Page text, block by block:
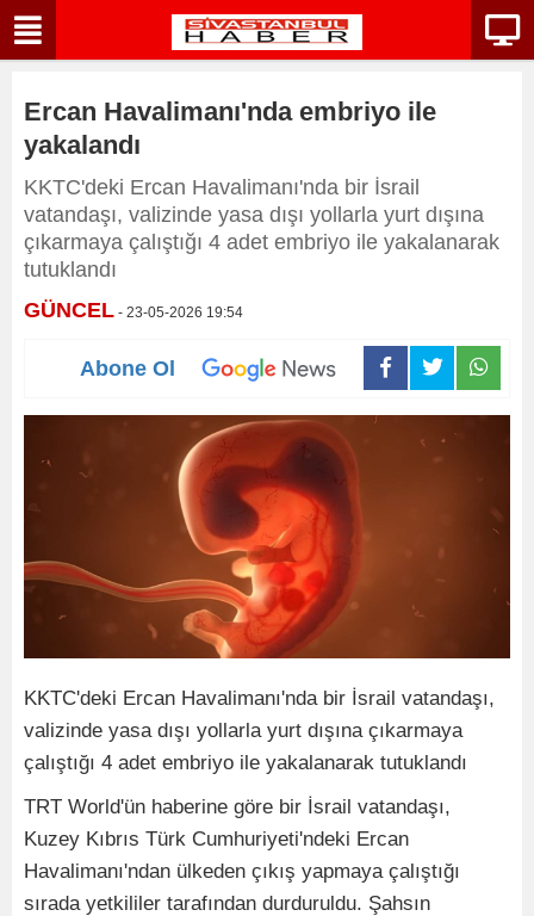
Ercan Havalimanı'nda embriyo ile
yakalandı
KKTC'deki Ercan Havalimanı'nda bir İsrail
vatandaşı, valizinde yasa dışı yollarla yurt dışına
çıkarmaya çalıştığı 4 adet embriyo ile yakalanarak
tutuklandı
GÜNCEL - 23-05-2026 19:54
Abone Ol
KKTC'deki Ercan Havalimanı'nda bir İsrail vatandaşı,
valizinde yasa dışı yollarla yurt dışına çıkarmaya
çalıştığı 4 adet embriyo ile yakalanarak tutuklandı
TRT World'ün haberine göre bir İsrail vatandaşı,
Kuzey Kıbrıs Türk Cumhuriyeti'ndeki Ercan
Havalimanı'ndan ülkeden çıkış yapmaya çalıştığı
sırada yetkililer tarafından durduruldu. Şahsın